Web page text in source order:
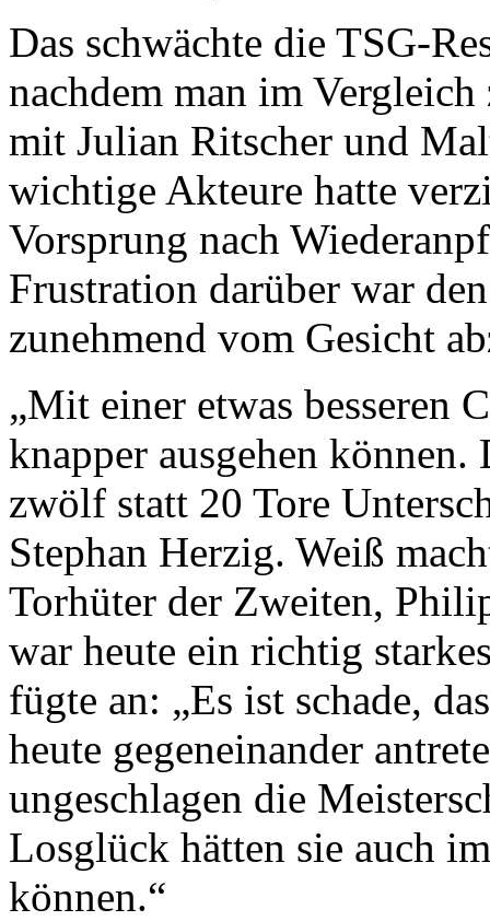
Das schwächte die TSG-
nachdem man im
mit Julian Ritscher und
wichtige Akteure hatte
Vorsprung nach
Frustration darüber war
zunehmend vom Gesicht
„Mit einer etwas besseren
knapper ausgehen
zwölf statt 20 Tore
Stephan Herzig. Weiß
Torhüter der Zweiten,
war heute ein richtig
fügte an: „Es ist schade,
heute gegeneinander
ungeschlagen die
Losglück hätten sie auch
können.“